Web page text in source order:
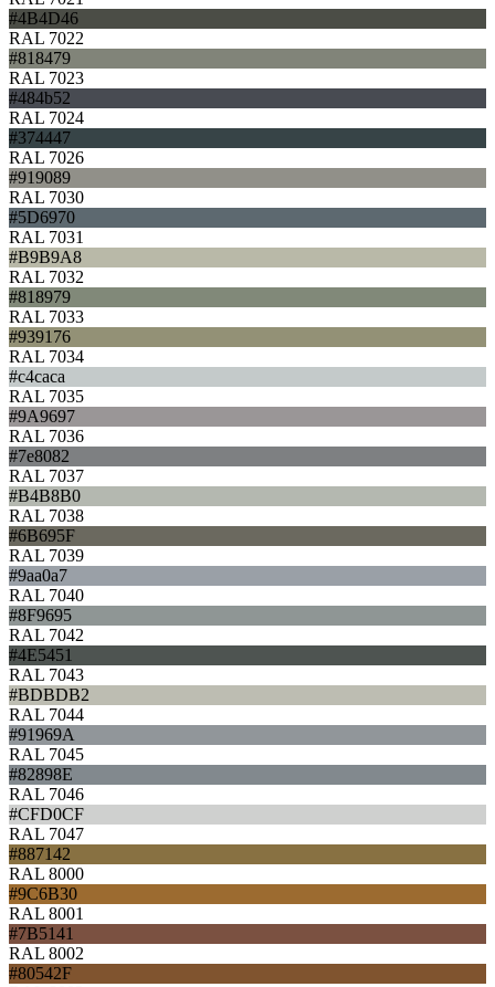
#4B4D46
RAL 7022
#818479
RAL 7023
#484b52
RAL 7024
#374447
RAL 7026
#919089
RAL 7030
#5D6970
RAL 7031
#B9B9A8
RAL 7032
#818979
RAL 7033
#939176
RAL 7034
#c4caca
RAL 7035
#9A9697
RAL 7036
#7e8082
RAL 7037
#B4B8B0
RAL 7038
#6B695F
RAL 7039
#9aa0a7
RAL 7040
#8F9695
RAL 7042
#4E5451
RAL 7043
#BDBDB2
RAL 7044
#91969A
RAL 7045
#82898E
RAL 7046
#CFD0CF
RAL 7047
#887142
RAL 8000
#9C6B30
RAL 8001
#7B5141
RAL 8002
#80542F